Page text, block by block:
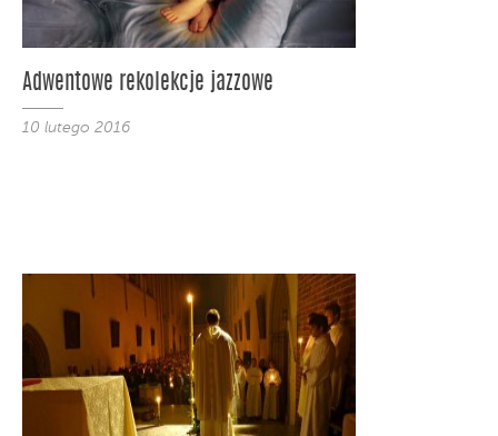
Adwentowe rekolekcje jazzowe
10 lutego 2016